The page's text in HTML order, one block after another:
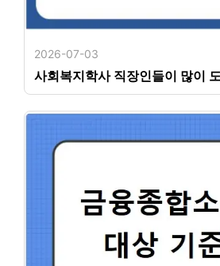
2026-07-03
사회복지학사 직장인들이 많이